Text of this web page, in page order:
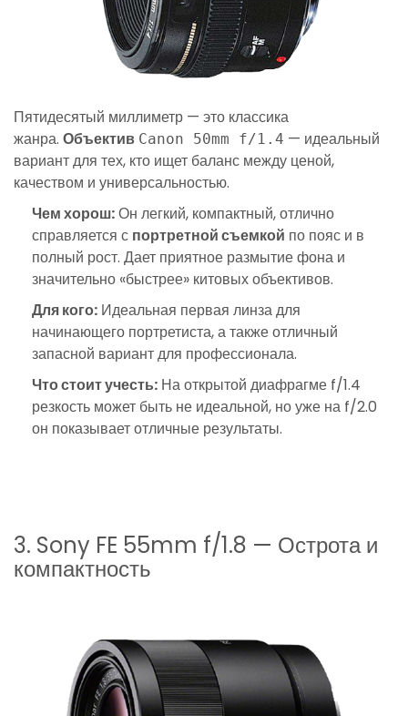
Пятидесятый миллиметр — это классика
жанра. Объектив Canon 50mm f/1.4 — идеальный
вариант для тех, кто ищет баланс между ценой,
качеством и универсальностью.
Чем хорош:Он легкий, компактный, отлично
справляется с портретной съемкой по пояс и в
полный рост. Дает приятное размытие фона и
значительно «быстрее» китовых объективов.
Для кого: Идеальная первая линза для
начинающего портретиста, а также отличный
запасной вариант для профессионала.
Что стоит учесть: На открытой диафрагме f/1.4
резкость может быть не идеальной, но уже на f/2.0
он показывает отличные результаты.
3. Sony FE 55mm f/1.8 — Острота и
компактность